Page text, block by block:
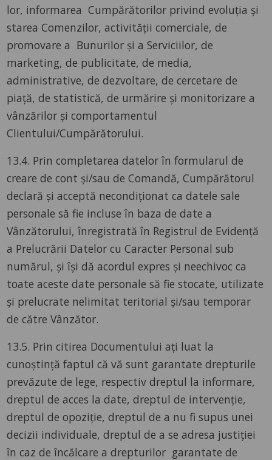
lor, informarea Cumpărătorilor privind evoluția și
starea Comenzilor, activității comerciale, de
promovare a Bunurilor și a Serviciilor, de
marketing, de publicitate, de media,
administrative, de dezvoltare, de cercetare de
piață, de statistică, de urmărire și monitorizare a
vânzărilor și comportamentul
Clientului/Cumpărătorului.
13.4. Prin completarea datelor în formularul de
creare de cont și/sau de Comandă, Cumpărătorul
declară și acceptă necondiționat ca datele sale
personale să fie incluse în baza de date a
Vânzătorului, înregistrată în Registrul de Evidență
a Prelucrării Datelor cu Caracter Personal sub
numărul, și își dă acordul expres și neechivoc ca
toate aceste date personale să fie stocate, utilizate
și prelucrate nelimitat teritorial și/sau temporar
de către Vânzător.
13.5. Prin citirea Documentului ați luat la
cunoștință faptul că vă sunt garantate drepturile
prevăzute de lege, respectiv dreptul la informare,
dreptul de acces la date, dreptul de intervenție,
dreptul de opoziție, dreptul de a nu fi supus unei
decizii individuale, dreptul de a se adresa justiției
în caz de încălcare a drepturilor garantate de